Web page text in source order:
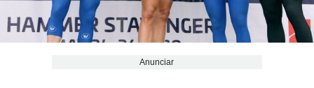
Anunciar